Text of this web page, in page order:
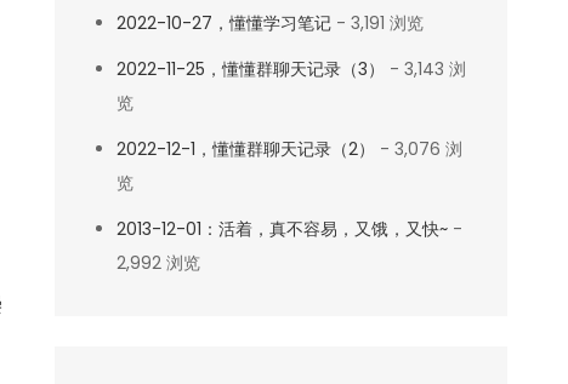
2022-10-27，懂懂学习笔记- 3,191 浏览
2022-11-25，懂懂群聊天记录（3）
- 3,143 浏
览
2022-12-1，懂懂群聊天记录（2）
- 3,076 浏
览
2013-12-01：活着，真不容易，又饿，又快~-
2,992 浏览